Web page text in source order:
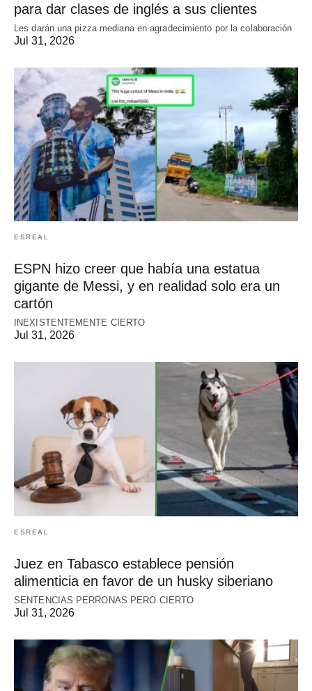
para dar clases de inglés a sus clientes
Les darán una pizza mediana en agradecimiento por la colaboración
Jul 31, 2026
ESREAL
ESPN hizo creer que había una estatua
gigante de Messi, y en realidad solo era un
cartón
INEXISTENTEMENTE CIERTO
Jul 31, 2026
ESREAL
Juez en Tabasco establece pensión
alimenticia en favor de un husky siberiano
SENTENCIAS PERRONAS PERO CIERTO
Jul 31, 2026